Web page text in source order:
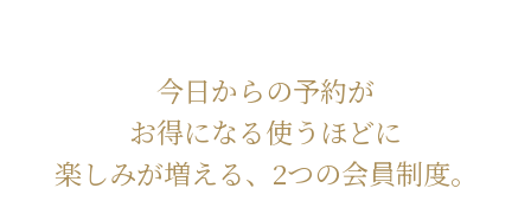
今日からの予約が
お得になる使うほどに
楽しみが増える、2つの会員制度。